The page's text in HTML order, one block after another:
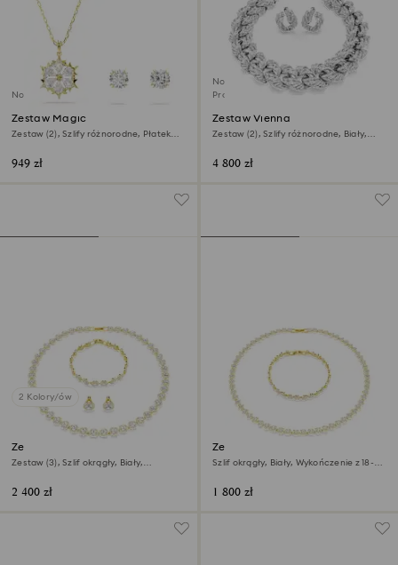
Nowość
Zestaw Magic
Zestaw (2), Szlify różnorodne, Płatek
949 zł
Nowość
Produkt dostępny wyłącznie online
Zestaw Vienna
Zestaw (2), Szlify różnorodne, Biały,
4 800 zł
2 Kolory/ów
Zestaw Una Angelic
Zestaw (3), Szlif okrągły, Biały,
2 400 zł
Zestaw Una Angelic
Szlif okrągły, Biały, Wykończenie z 18-
1 800 zł